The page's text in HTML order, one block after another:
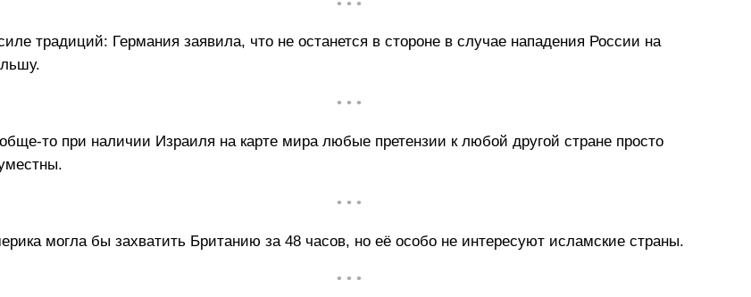
• • •
традиций: Германия заявила, что не останется в стороне в случае нападения России на
• • •
то при наличии Израиля на карте мира любые претензии к любой другой стране просто
• • •
могла бы захватить Британию за 48 часов, но её особо не интересуют исламские страны.
• • •